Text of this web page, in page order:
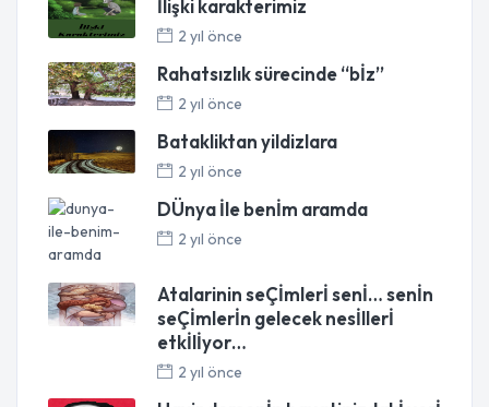
İlişki karakterimiz
2 yıl önce
Rahatsızlık sürecinde “bİz”
2 yıl önce
Batakliktan yildizlara
2 yıl önce
DÜnya İle benİm aramda
2 yıl önce
Atalarinin seÇİmlerİ senİ… senİn
seÇİmlerİn gelecek nesİllerİ
etkİlİyor…
2 yıl önce